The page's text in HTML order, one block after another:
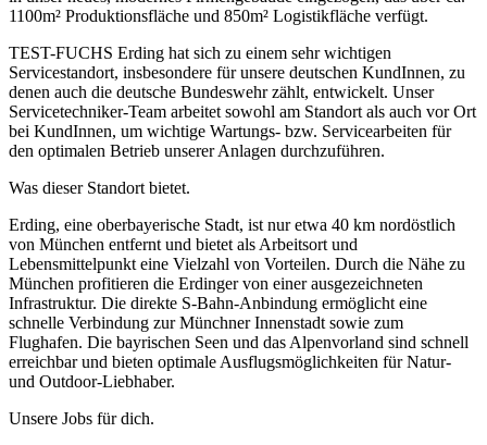
1100m² Produktionsfläche und 850m² Logistikfläche verfügt.
TEST-FUCHS Erding hat sich zu einem sehr wichtigen
Servicestandort, insbesondere für unsere deutschen KundInnen, zu
denen auch die deutsche Bundeswehr zählt, entwickelt. Unser
Servicetechniker-Team arbeitet sowohl am Standort als auch vor Ort
bei KundInnen, um wichtige Wartungs- bzw. Servicearbeiten für
den optimalen Betrieb unserer Anlagen durchzuführen.
Was dieser Standort bietet.
Erding, eine oberbayerische Stadt, ist nur etwa 40 km nordöstlich
von München entfernt und bietet als Arbeitsort und
Lebensmittelpunkt eine Vielzahl von Vorteilen. Durch die Nähe zu
München profitieren die Erdinger von einer ausgezeichneten
Infrastruktur. Die direkte S-Bahn-Anbindung ermöglicht eine
schnelle Verbindung zur Münchner Innenstadt sowie zum
Flughafen. Die bayrischen Seen und das Alpenvorland sind schnell
erreichbar und bieten optimale Ausflugsmöglichkeiten für Natur-
und Outdoor-Liebhaber.
Unsere Jobs für dich.